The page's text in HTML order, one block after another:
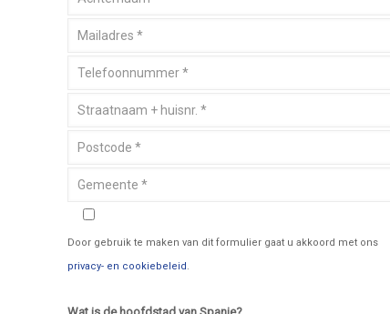
Door gebruik te maken van dit formulier gaat u akkoord met ons
privacy- en cookiebeleid.